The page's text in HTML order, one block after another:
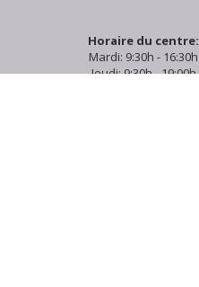
Horaire du centre:
Mardi: 9:30h - 16:30h
Jeudi: 9:30h - 19:00h